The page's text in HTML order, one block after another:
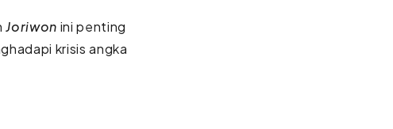
Joriwon ini penting
krisis angka